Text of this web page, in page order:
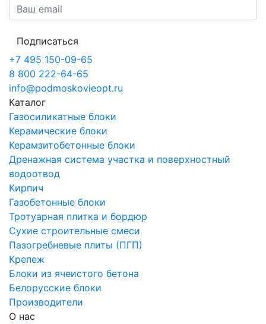
Подписаться
+7 495 150-09-65
8 800 222-64-65
info@podmoskovieopt.ru
Каталог
Газосиликатные блоки
Керамические блоки
Керамзитобетонные блоки
Дренажная система участка и поверхностный
водоотвод
Кирпич
Газобетонные блоки
Тротуарная плитка и бордюр
Сухие строительные смеси
Пазогребневые плиты (ПГП)
Крепеж
Блоки из ячеистого бетона
Белорусские блоки
Производители
О нас